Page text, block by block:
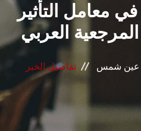
البحث العلمي
المراكز والوحدات
الأنظمة الذكية
في معامل التأثير
العربي
عين شمس تفاصيل الخبر